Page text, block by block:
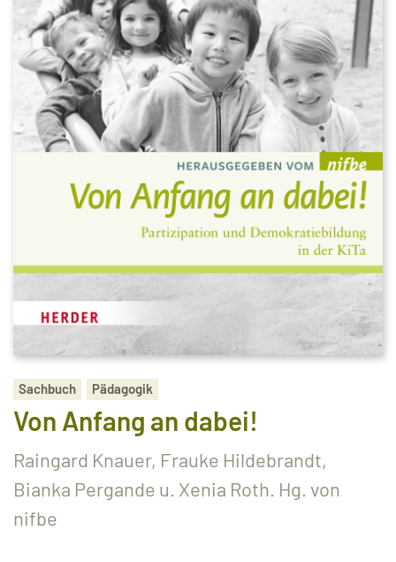
Sachbuch Pädagogik
Von Anfang an dabei!
Raingard Knauer, Frauke Hildebrandt,
Bianka Pergande u. Xenia Roth. Hg. von
nifbe